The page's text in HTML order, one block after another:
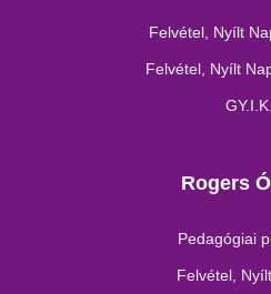
Felvétel, Nyílt
Felvétel, Nyílt
GY.I.K.
Rogers
Pedagógiai
Felvétel,